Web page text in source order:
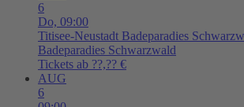
6
Do, 09:00
Titisee-Neustadt Badeparadies
Badeparadies Schwarzwald
Tickets ab ??,?? €
AUG
6